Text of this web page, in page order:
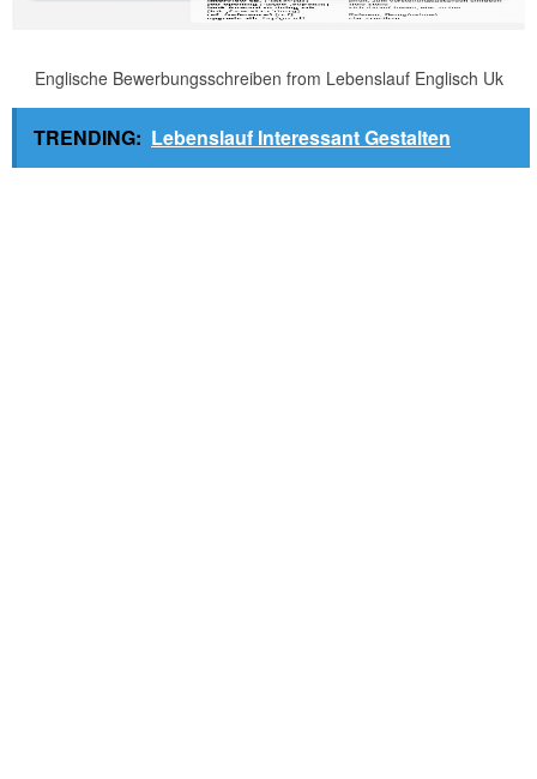
Englische Bewerbungsschreiben from Lebenslauf Englisch Uk
TRENDING: Lebenslauf Interessant Gestalten